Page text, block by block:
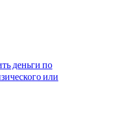
деньги по
или